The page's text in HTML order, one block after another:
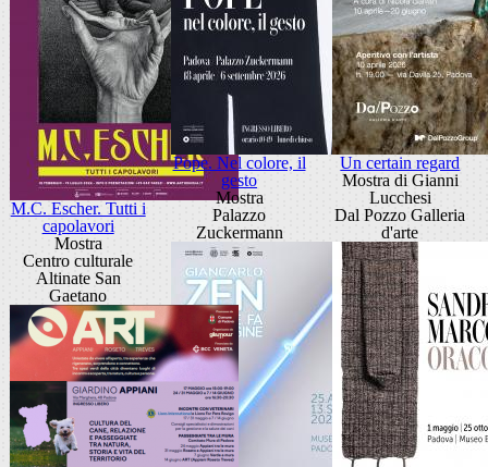
M.C. Escher. Tutti i
capolavori
Mostra
Centro culturale
Altinate San
Gaetano
Pope. Nel colore, il
gesto
Mostra
Palazzo
Zuckermann
Un certain regard
Mostra di Gianni
Lucchesi
Dal Pozzo Galleria
d'arte